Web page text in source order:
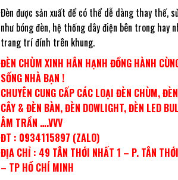
Đèn được sản xuất để có thể dễ dàng thay thế,
như bóng đèn, hệ thống dây điện bên trong hay
trang trí đính trên khung.
ĐÈN CHÙM XINH HÂN HẠNH ĐỒNG HÀNH
SỐNG NHÀ BẠN !
CHUYÊN CUNG CẤP CÁC LOẠI ĐÈN CHÙM,
CÂY & ĐÈN BÀN, ĐÈN DOWLIGHT, ĐÈN LED
ÂM TRẦN ….VVV
ĐT : 0934115897 (ZALO)
ĐỊA CHỈ : 49 TÂN THỚI NHẤT 1 – P. TÂN
– TP HỒ CHÍ MINH